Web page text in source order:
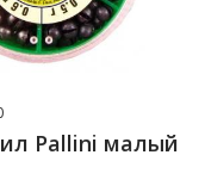
Pallini малый